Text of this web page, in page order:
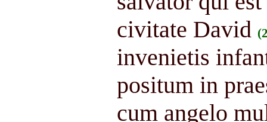
civitate David
invenietis
positum in
cum angelo